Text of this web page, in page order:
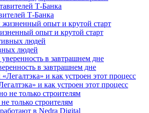
Т-Банка
опыт и крутой старт
людей
в завтрашнем дне
и как устроен этот процесс
только строителям